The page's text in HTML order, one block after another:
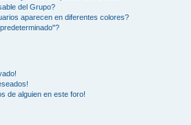
del Grupo?
aparecen en diferentes colores?
de alguien en este foro!